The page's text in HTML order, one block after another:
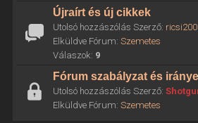
Újraírt és új cikkek
Utolsó hozzászólás Szerző:
Elküldve Fórum: Szemetes
Válaszok: 9
Fórum szabályzat és
Utolsó hozzászólás Szerző:
Elküldve Fórum: Szemetes